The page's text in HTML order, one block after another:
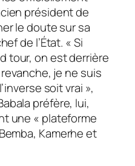
président de
le doute sur sa
de l’État. « Si
tour, on est derrière
je ne suis
soit vrai »,
préfère, lui,
une « plateforme
Kamerhe et